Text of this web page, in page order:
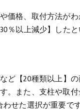
価格、取付方法が
％以上減少】した
ど【20種類以上】
。また、支柱や取
せた選択が重要です